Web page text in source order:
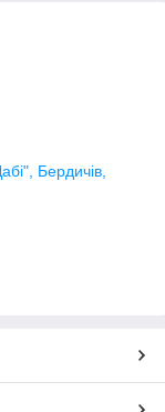
Бердичів,